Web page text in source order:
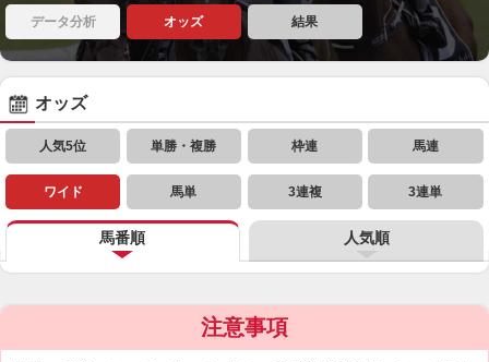
データ分析 オッズ 結果
オッズ
人気5位 単勝・複勝 枠連 馬連
ワイド 馬単 3連複 3連単
馬番順 人気順
注意事項